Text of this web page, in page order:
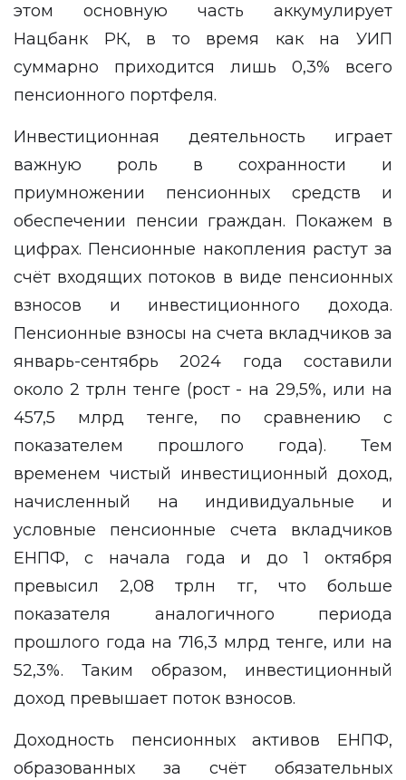
этом основную часть аккумулирует
Нацбанк РК, в то время как на УИП
суммарно приходится лишь 0,3% всего
пенсионного портфеля.
Инвестиционная деятельность играет
важную роль в сохранности и
приумножении пенсионных средств и
обеспечении пенсии граждан. Покажем в
цифрах. Пенсионные накопления растут за
счёт входящих потоков в виде пенсионных
взносов и инвестиционного дохода.
Пенсионные взносы на счета вкладчиков за
январь-сентябрь 2024 года составили
около 2 трлн тенге (рост - на 29,5%, или на
457,5 млрд тенге, по сравнению с
показателем прошлого года). Тем
временем чистый инвестиционный доход,
начисленный на индивидуальные и
условные пенсионные счета вкладчиков
ЕНПФ, с начала года и до 1 октября
превысил 2,08 трлн тг, что больше
показателя аналогичного периода
прошлого года на 716,3 млрд тенге, или на
52,3%. Таким образом, инвестиционный
доход превышает поток взносов.
Доходность пенсионных активов ЕНПФ,
образованных за счёт обязательных